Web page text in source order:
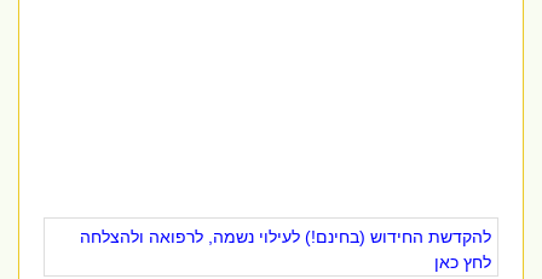
להקדשת החידוש (בחינם!) לעילוי נשמה, לרפואה ולהצלחה
לחץ כאן